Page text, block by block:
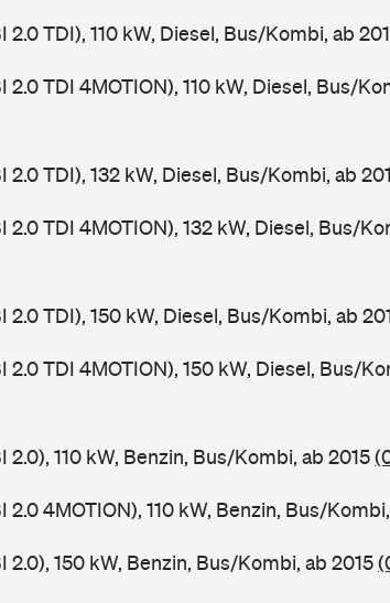
2.0 TDI), 110 kW, Diesel, Bus/Kombi, ab
2.0 TDI 4MOTION), 110 kW, Diesel, Bus/
2.0 TDI), 132 kW, Diesel, Bus/Kombi, ab
2.0 TDI 4MOTION), 132 kW, Diesel, Bus/
2.0 TDI), 150 kW, Diesel, Bus/Kombi, ab
2.0 TDI 4MOTION), 150 kW, Diesel, Bus/
2.0), 110 kW, Benzin, Bus/Kombi, ab 2015
2.0 4MOTION), 110 kW, Benzin, Bus/
2.0), 150 kW, Benzin, Bus/Kombi, ab 2015